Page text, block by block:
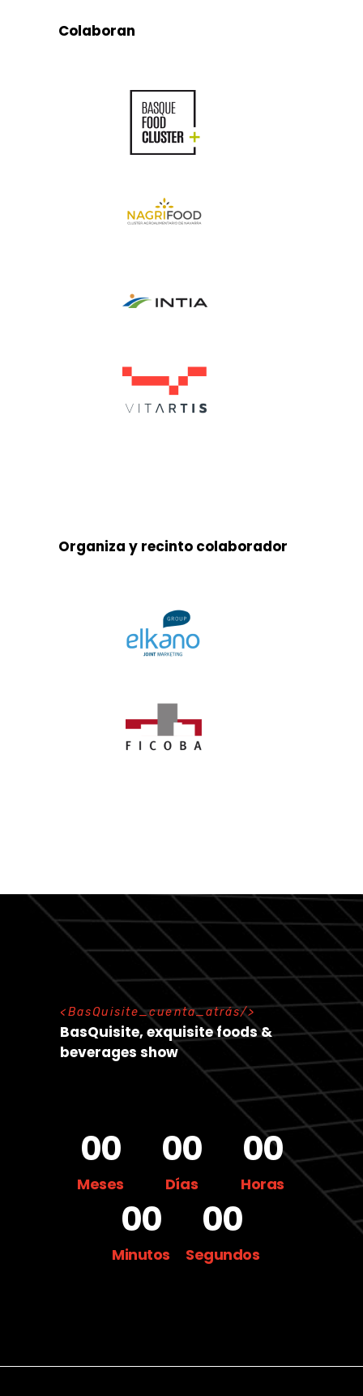
Colaboran
Organiza y recinto colaborador
BasQuisite_cuenta_atrás
BasQuisite, exquisite foods &
beverages show
00
Meses
00
Días
00
Horas
00
Minutos
00
Segundos